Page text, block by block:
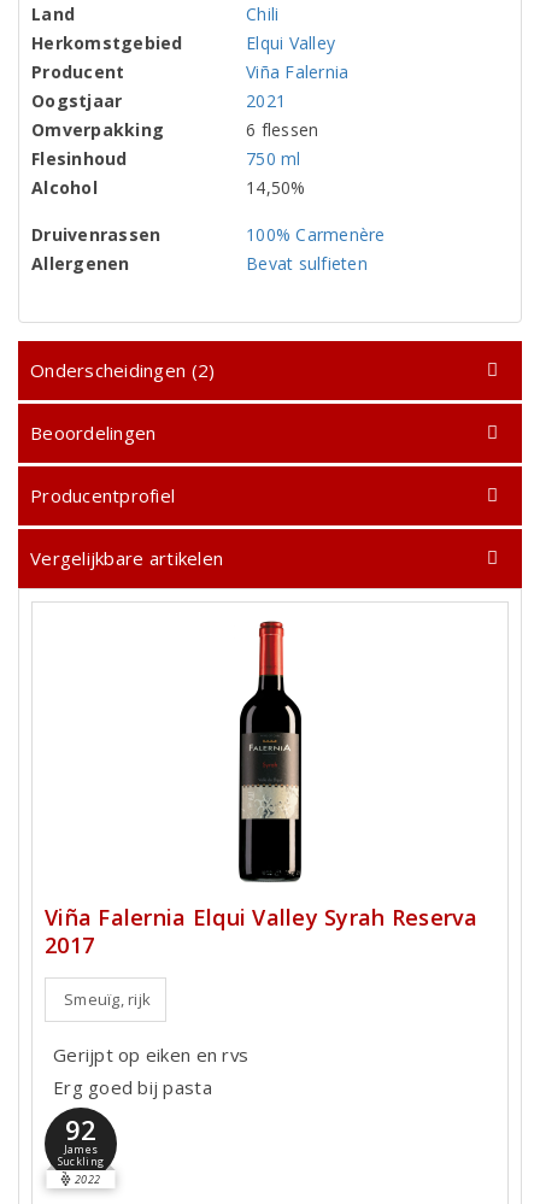
Land
Chili
Herkomstgebied
Elqui Valley
Producent
Viña Falernia
Oogstjaar
2021
Omverpakking
6 flessen
Flesinhoud
750 ml
Alcohol
14,50%
Druivenrassen
100% Carmenère
Allergenen
Bevat sulfieten
Onderscheidingen (2)
Beoordelingen
Producentprofiel
Vergelijkbare artikelen
Viña Falernia Elqui Valley Syrah Reserva
2017
Smeuïg, rijk
Gerijpt op eiken en rvs
Erg goed bij pasta
92
James
Suckling
2022